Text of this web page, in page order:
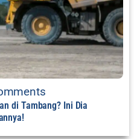
di Tambang? Ini Dia